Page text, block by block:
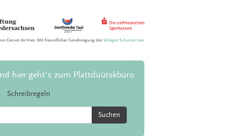
Gernot de Vries. Mit freundlicher Genehmigung desVerlages Schuster Leer
hier geht's zum Plattdüütskbüro
Schreibregeln
Suchen